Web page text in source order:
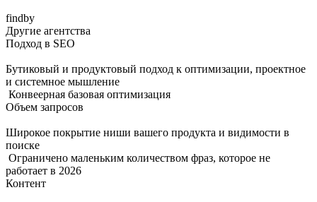
findby
Другие агентства
Подход в SEO
Бутиковый и продуктовый подход к оптимизации, проектное
и системное мышление
Конвеерная базовая оптимизация
Объем запросов
Широкое покрытие ниши вашего продукта и видимости в
поиске
Ограничено маленьким количеством фраз, которое не
работает в 2026
Контент